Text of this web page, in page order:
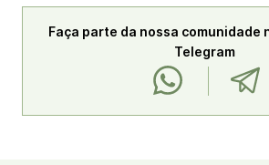
Faça parte da nossa comunidade
Telegram